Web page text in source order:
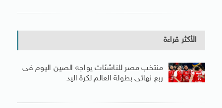
الأكثر قراءة
منتخب مصر للناشئات يواجه الصين اليوم فى
ربع نهائى بطولة العالم لكرة اليد